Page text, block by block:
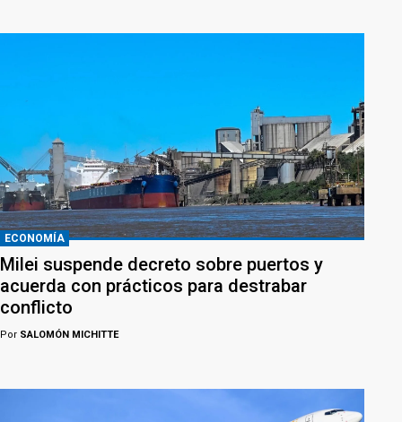
ECONOMÍA
Milei suspende decreto sobre puertos y
acuerda con prácticos para destrabar
conflicto
Por SALOMÓN MICHITTE